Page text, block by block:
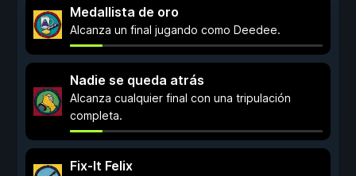
Medallista de oro
Alcanza un final jugando como Deedee.
Nadie se queda atrás
Alcanza cualquier final con una tripulación
completa.
Fix-It Felix